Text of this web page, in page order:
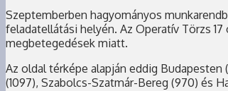
Szeptemberben hagyományos
feladatellátási helyén. Az Operatív Törzs
megbetegedések miatt.
Az oldal térképe alapján eddig Budapesten
(1097), Szabolcs-Szatmár-Bereg (970) és